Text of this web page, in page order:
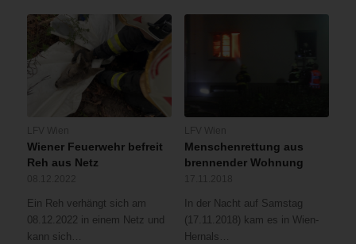
Wiener Feuerwehr befreit
Reh aus Netz
Ein Reh verhängt sich am
08.12.2022 in einem Netz und
kann sich…
Menschenrettung aus
brennender Wohnung
In der Nacht auf Samstag
(17.11.2018) kam es in Wien-
Hernals…